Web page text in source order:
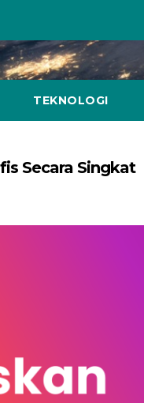
TEKNOLOGI
Secara Singkat